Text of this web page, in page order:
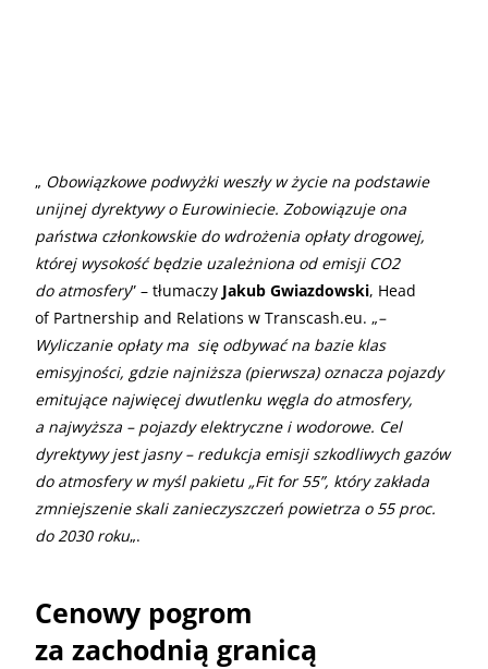
„ Obowiązkowe podwyżki weszły w życie na podstawie
unijnej dyrektywy o Eurowiniecie. Zobowiązuje ona
państwa członkowskie do wdrożenia opłaty drogowej,
której wysokość będzie uzależniona od emisji CO2
do atmosfery” – tłumaczy Jakub Gwiazdowski, Head
of Partnership and Relations w Transcash.eu. „–
Wyliczanie opłaty ma się odbywać na bazie klas
emisyjności, gdzie najniższa (pierwsza) oznacza pojazdy
emitujące najwięcej dwutlenku węgla do atmosfery,
a najwyższa – pojazdy elektryczne i wodorowe. Cel
dyrektywy jest jasny – redukcja emisji szkodliwych gazów
do atmosfery w myśl pakietu „Fit for 55”, który zakłada
zmniejszenie skali zanieczyszczeń powietrza o 55 proc.
do 2030 roku„.
Cenowy pogrom
za zachodnią granicą